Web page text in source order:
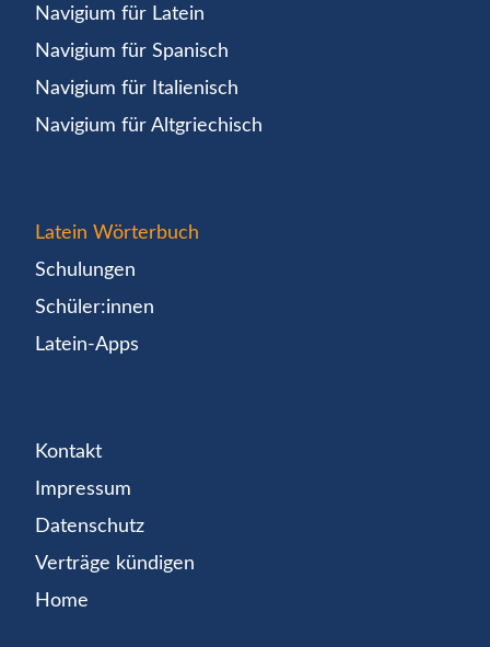
Navigium für Latein
Navigium für Spanisch
Navigium für Italienisch
Navigium für Altgriechisch
Latein Wörterbuch
Schulungen
Schüler:innen
Latein-Apps
Kontakt
Impressum
Datenschutz
Verträge kündigen
Home